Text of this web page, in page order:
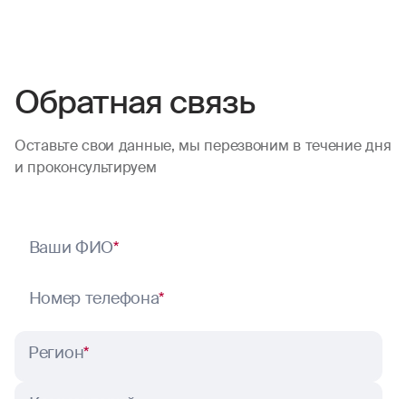
Обратная связь
Оставьте свои данные, мы перезвоним в течение дня
и проконсультируем
Ваши ФИО*
Номер телефона*
Регион*